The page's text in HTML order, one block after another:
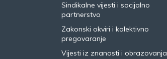
Sindikalne vijesti i socijalno
partnerstvo
Zakonski okviri i kolektivno
pregovaranje
Vijesti iz znanosti i obrazovanja